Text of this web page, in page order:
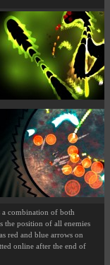
a combination of both
the position of all enemies
red and blue arrows on
online after the end of